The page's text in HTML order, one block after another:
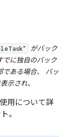
がバック
でに独自のバック
である場合、 バッ
示され、
用について詳
。